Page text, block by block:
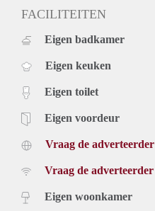
FACILITEITEN
Eigen badkamer
Eigen keuken
Eigen toilet
Eigen voordeur
Vraag de adverteerder
Vraag de adverteerder
Eigen woonkamer